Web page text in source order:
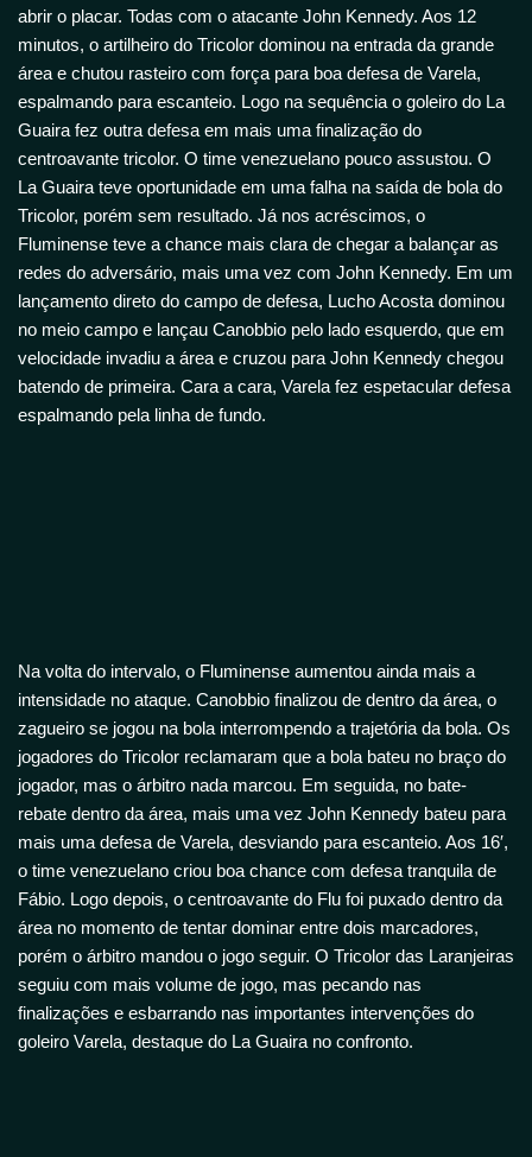
abrir o placar. Todas com o atacante John Kennedy. Aos 12
minutos, o artilheiro do Tricolor dominou na entrada da grande
área e chutou rasteiro com força para boa defesa de Varela,
espalmando para escanteio. Logo na sequência o goleiro do La
Guaira fez outra defesa em mais uma finalização do
centroavante tricolor. O time venezuelano pouco assustou. O
La Guaira teve oportunidade em uma falha na saída de bola do
Tricolor, porém sem resultado. Já nos acréscimos, o
Fluminense teve a chance mais clara de chegar a balançar as
redes do adversário, mais uma vez com John Kennedy. Em um
lançamento direto do campo de defesa, Lucho Acosta dominou
no meio campo e lançau Canobbio pelo lado esquerdo, que em
velocidade invadiu a área e cruzou para John Kennedy chegou
batendo de primeira. Cara a cara, Varela fez espetacular defesa
espalmando pela linha de fundo.
Na volta do intervalo, o Fluminense aumentou ainda mais a
intensidade no ataque. Canobbio finalizou de dentro da área, o
zagueiro se jogou na bola interrompendo a trajetória da bola. Os
jogadores do Tricolor reclamaram que a bola bateu no braço do
jogador, mas o árbitro nada marcou. Em seguida, no bate-
rebate dentro da área, mais uma vez John Kennedy bateu para
mais uma defesa de Varela, desviando para escanteio. Aos 16′,
o time venezuelano criou boa chance com defesa tranquila de
Fábio. Logo depois, o centroavante do Flu foi puxado dentro da
área no momento de tentar dominar entre dois marcadores,
porém o árbitro mandou o jogo seguir. O Tricolor das Laranjeiras
seguiu com mais volume de jogo, mas pecando nas
finalizações e esbarrando nas importantes intervenções do
goleiro Varela, destaque do La Guaira no confronto.